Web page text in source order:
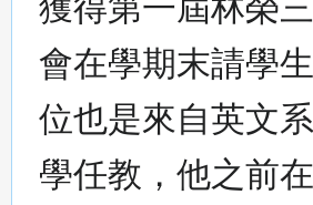
獲得第一屆林榮
會在學期末請學
位也是來自英文
學任教，他之前